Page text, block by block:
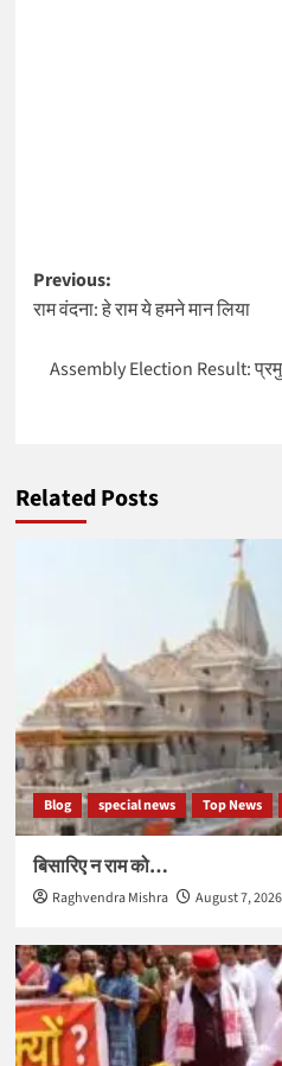
Post
navigation
Previous:
राम वंदना: हे राम ये हमने मान लिया
Assembly Election Result:
Related Posts
Blog special news Top News
बिसारिए न राम को…
Raghvendra Mishra August 7, 2026